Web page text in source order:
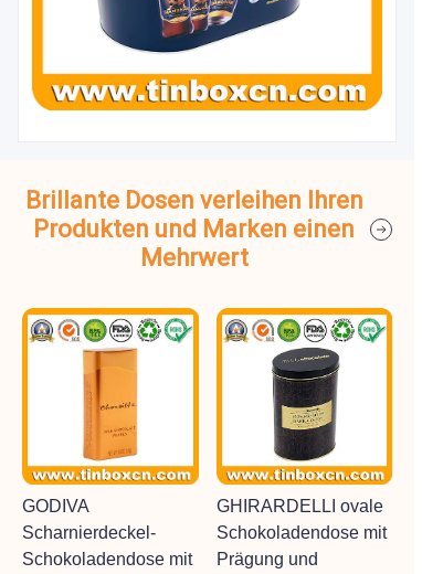
Brillante Dosen verleihen Ihren
Produkten und Marken einen
Mehrwert
GODIVA
Scharnierdeckel-
Schokoladendose mit
GHIRARDELLI ovale
Schokoladendose mit
Prägung und